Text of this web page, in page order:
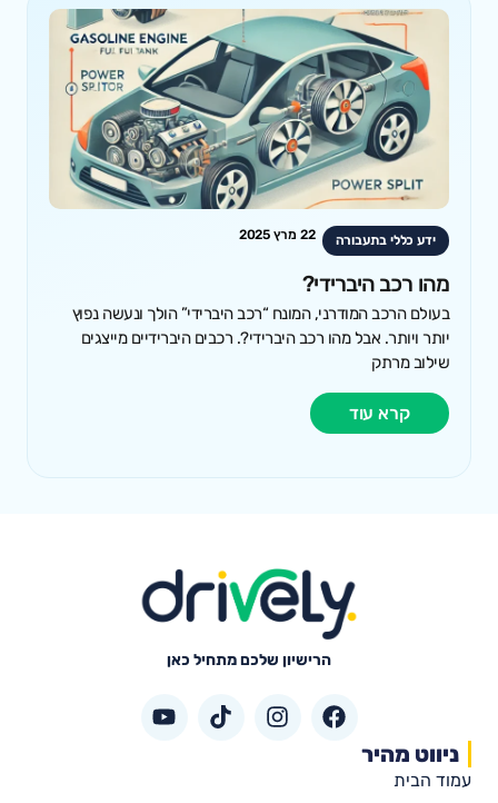
ידע כללי בתעבורה 22 מרץ 2025
מהו רכב היברידי?
בעולם הרכב המודרני, המונח “רכב היברידי” הולך ונעשה נפוץ
יותר ויותר. אבל מהו רכב היברידי?. רכבים היברידיים מייצגים
שילוב מרתק
קרא עוד
הרישיון שלכם מתחיל כאן
ניווט מהיר
עמוד הבית